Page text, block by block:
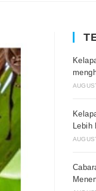
Lebih